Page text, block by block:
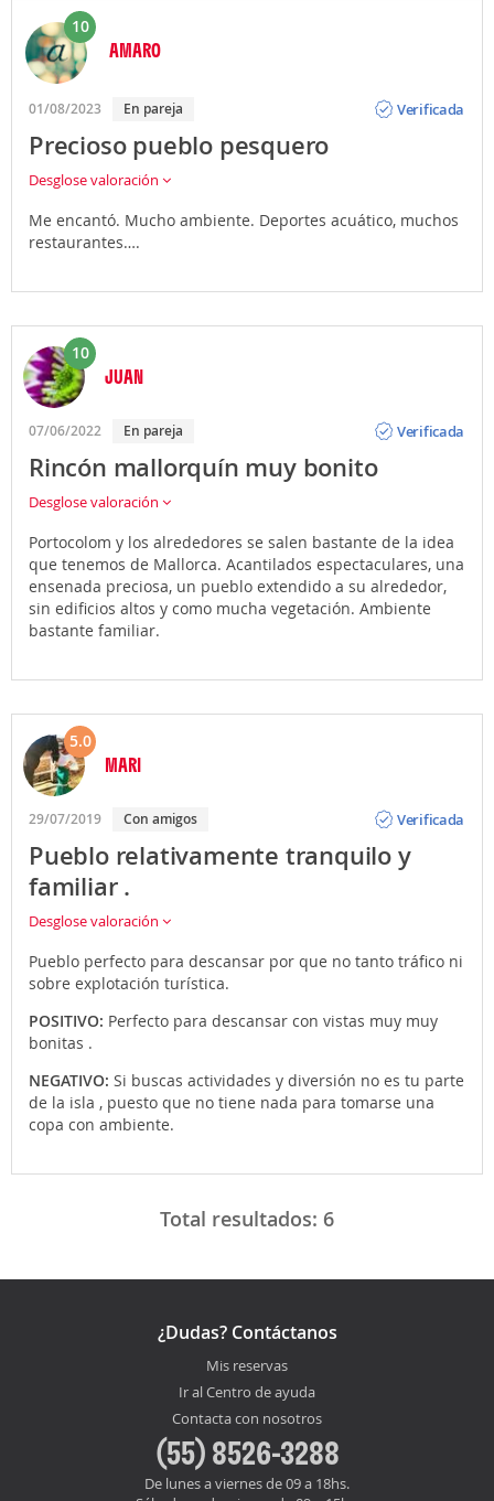
10
AMARO
01/08/2023 En pareja
Verificada
Precioso pueblo pesquero
Desglose valoración
Me encantó. Mucho ambiente. Deportes acuático, muchos
restaurantes….
10
JUAN
07/06/2022 En pareja
Verificada
Rincón mallorquín muy bonito
Desglose valoración
Portocolom y los alrededores se salen bastante de la idea
que tenemos de Mallorca. Acantilados espectaculares, una
ensenada preciosa, un pueblo extendido a su alrededor,
sin edificios altos y como mucha vegetación. Ambiente
bastante familiar.
5.0
MARI
29/07/2019 Con amigos
Verificada
Pueblo relativamente tranquilo y
familiar .
Desglose valoración
Pueblo perfecto para descansar por que no tanto tráfico ni
sobre explotación turística.
POSITIVO: Perfecto para descansar con vistas muy muy
bonitas .
NEGATIVO: Si buscas actividades y diversión no es tu parte
de la isla , puesto que no tiene nada para tomarse una
copa con ambiente.
Total resultados: 6
¿Dudas? Contáctanos
Mis reservas
Ir al Centro de ayuda
Contacta con nosotros
(55) 8526-3288
De lunes a viernes de 09 a 18hs.